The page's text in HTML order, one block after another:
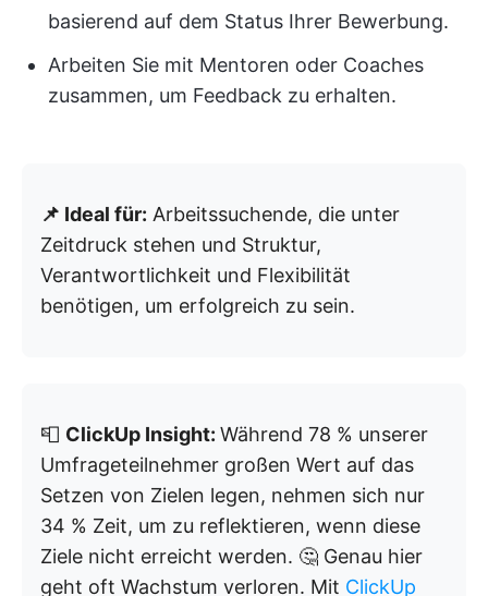
basierend auf dem Status Ihrer Bewerbung.
Arbeiten Sie mit Mentoren oder Coaches
zusammen, um Feedback zu erhalten.
📌 Ideal für: Arbeitssuchende, die unter
Zeitdruck stehen und Struktur,
Verantwortlichkeit und Flexibilität
benötigen, um erfolgreich zu sein.
📮 ClickUp Insight: Während 78 % unserer
Umfrageteilnehmer großen Wert auf das
Setzen von Zielen legen, nehmen sich nur
34 % Zeit, um zu reflektieren, wenn diese
Ziele nicht erreicht werden. 🤔 Genau hier
geht oft Wachstum verloren. Mit ClickUp